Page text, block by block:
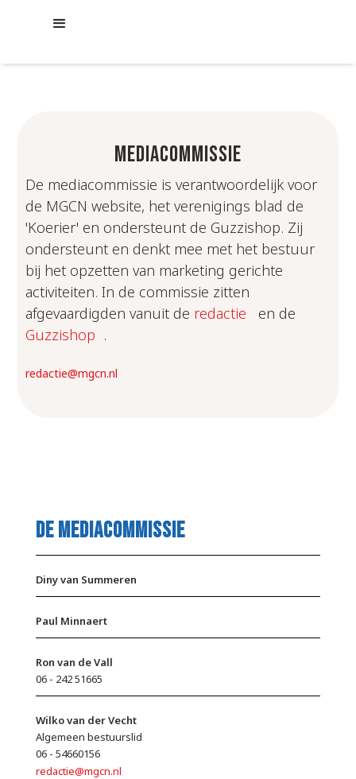
MEDIACOMMISSIE
De mediacommissie is verantwoordelijk voor
de MGCN website, het verenigings blad de
'Koerier' en ondersteunt de Guzzishop. Zij
ondersteunt en denkt mee met het bestuur
bij het opzetten van marketing gerichte
activiteiten. In de commissie zitten
afgevaardigden vanuit de redactie
en de
Guzzishop .
redactie@mgcn.nl
de Mediacommissie
Diny van Summeren
Paul Minnaert
Ron van de Vall
06 - 242 51665
Wilko van der Vecht
Algemeen bestuurslid
06 - 54660156
redactie@mgcn.nl